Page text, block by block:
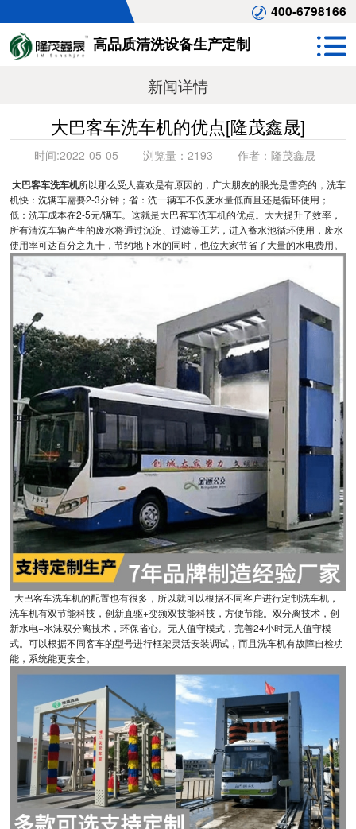
400-6798166
高品质清洗设备生产定制
新闻详情
大巴客车洗车机的优点[隆茂鑫晟]
时间:2022-05-05 浏览量： 2193 作者： 隆茂鑫晟
大巴客车洗车机所以那么受人喜欢是有原因的，广大朋友的眼光是雪亮的，洗车
机快：洗辆车需要2-3分钟；省：洗一辆车不仅废水量低而且还是循环使用；
低：洗车成本在2-5元/辆车。这就是大巴客车洗车机的优点。大大提升了效率，
所有清洗车辆产生的废水将通过沉淀、过滤等工艺，进入蓄水池循环使用，废水
使用率可达百分之九十，节约地下水的同时，也位大家节省了大量的水电费用。
大巴客车洗车机的配置也有很多，所以就可以根据不同客户进行定制洗车机，
洗车机有双节能科技，创新直驱+变频双技能科技，方便节能。双分离技术，创
新水电+氺沫双分离技术，环保省心。无人值守模式，完善24小时无人值守模
式。可以根据不同客车的型号进行框架灵活安装调试，而且洗车机有故障自检功
能，系统能更安全。